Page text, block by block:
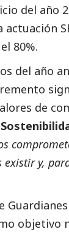
del año
80%.
del año
de
existir y,
objetivo